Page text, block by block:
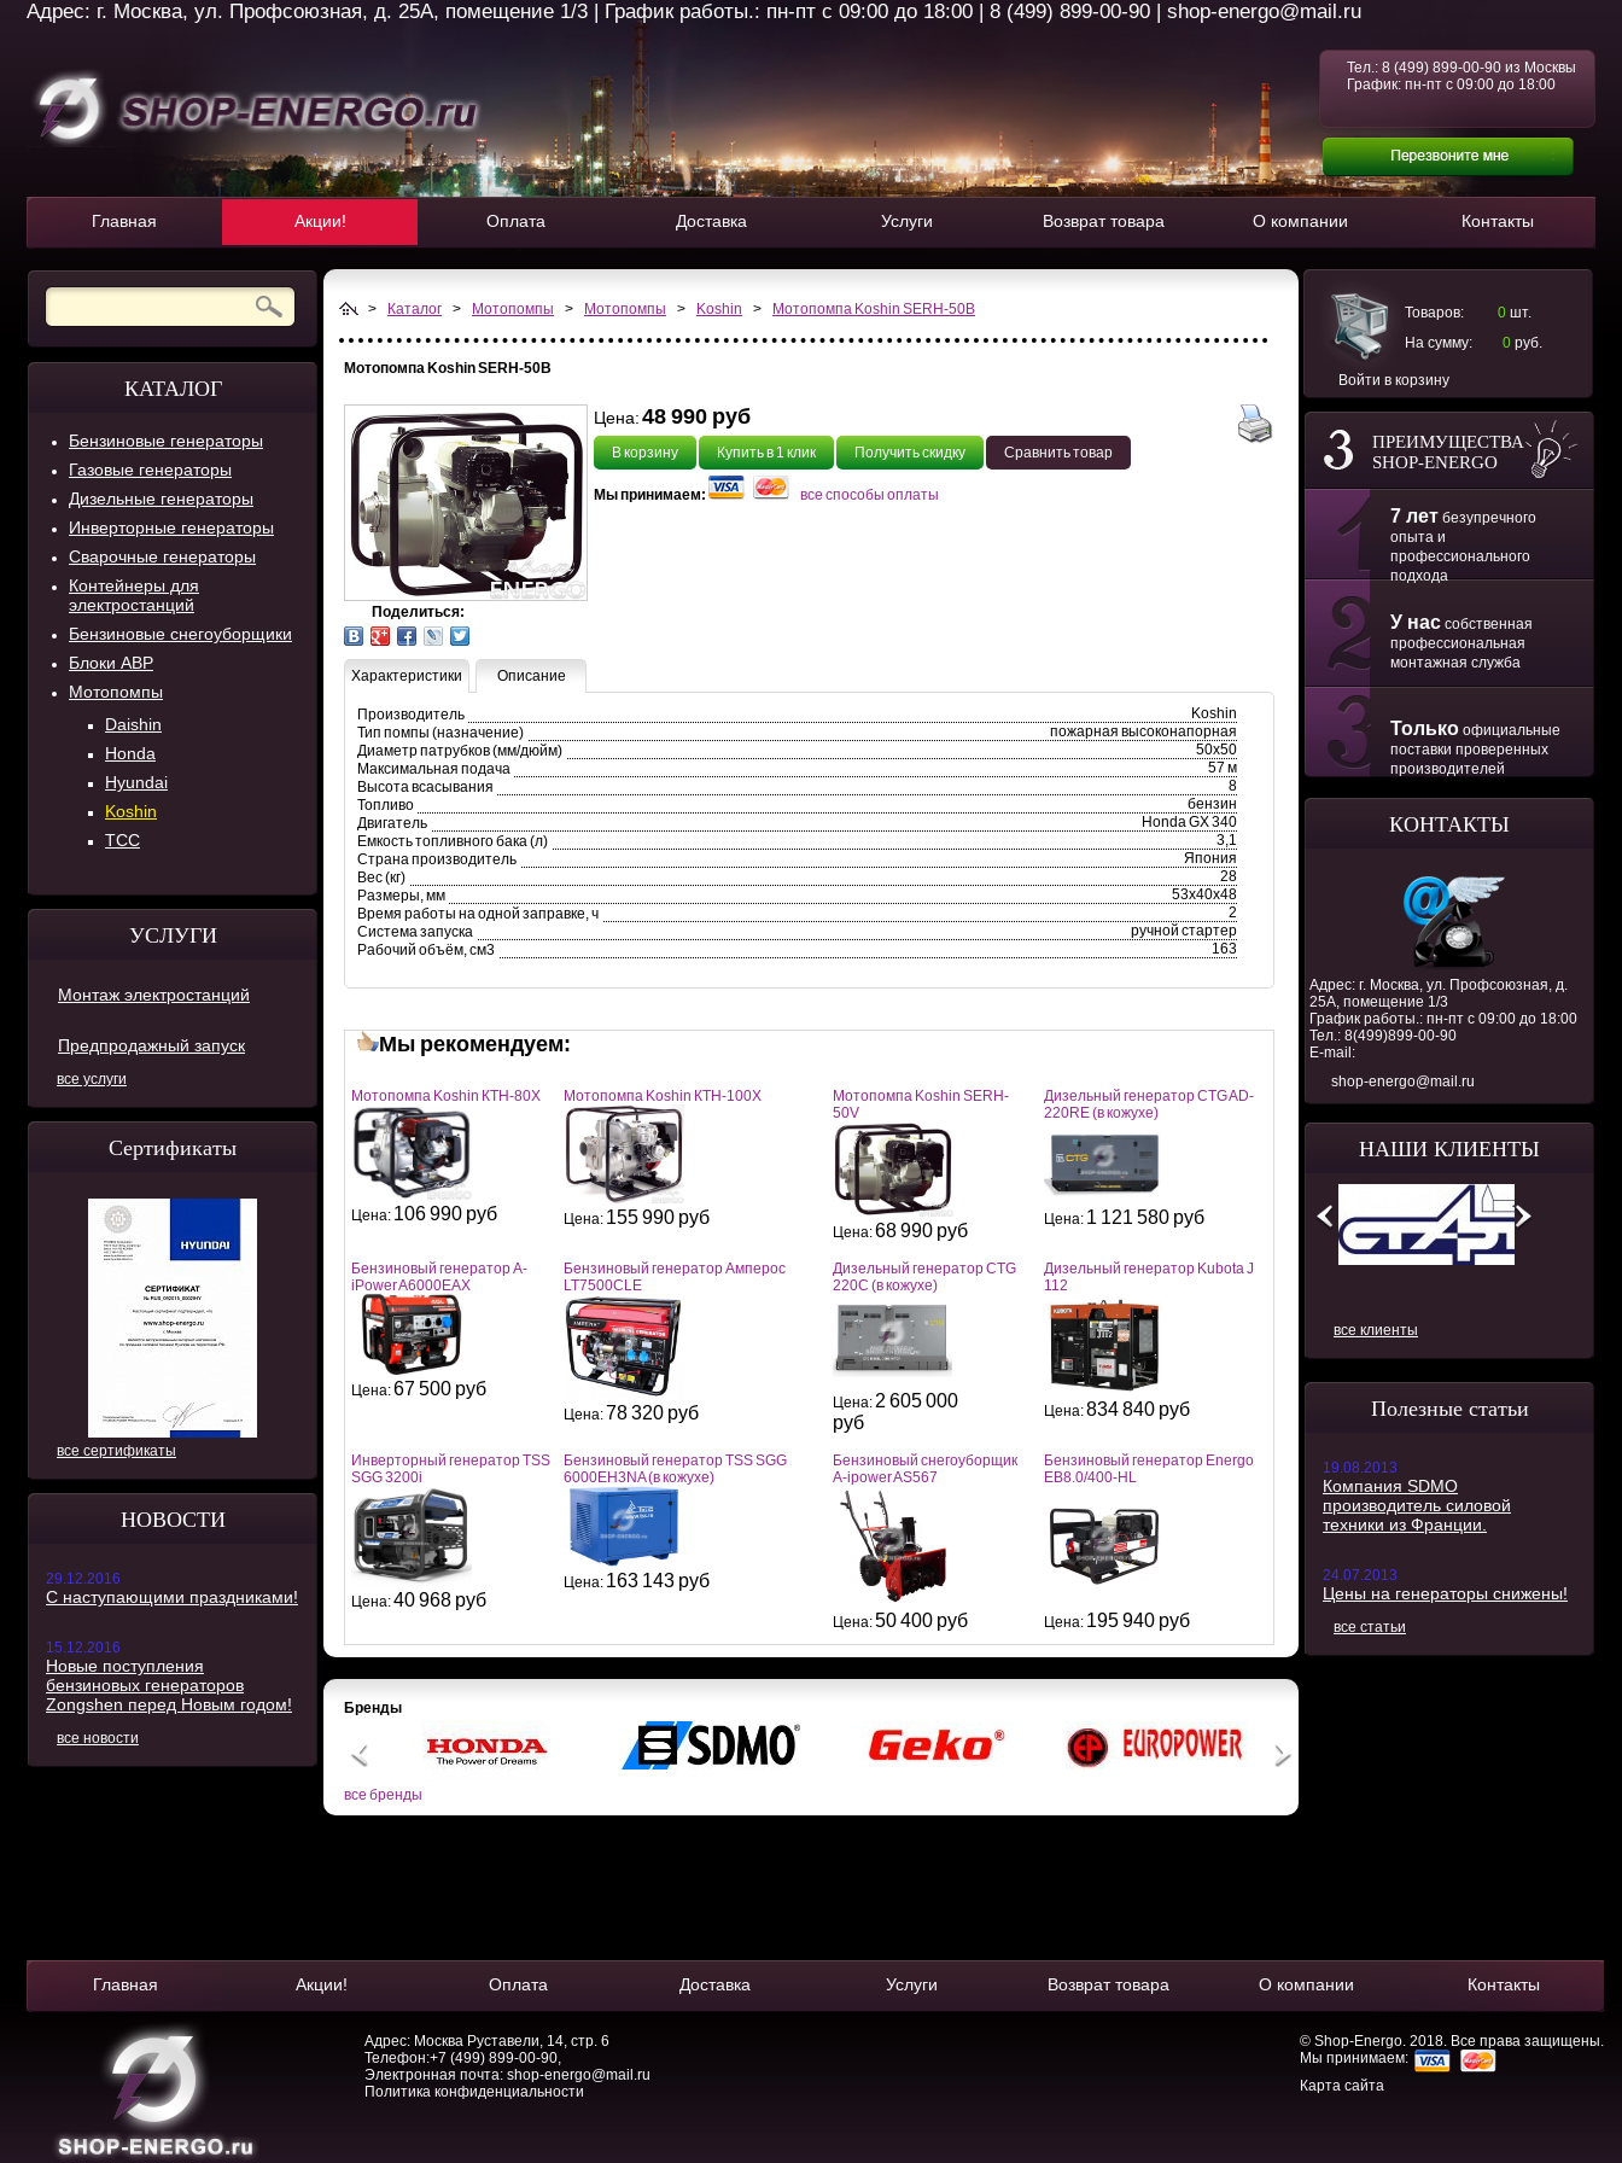
Адрес: г. Москва, ул. Профсоюзная, д. 25А, помещение 1/3 | График работы.: пн-пт с 09:00 до 18:00 | 8 (499) 899-00-90 | shop-energo@mail.ru
Тел.: 8 (499) 899-00-90 из Москвы
График: пн-пт с 09:00 до 18:00
Главная Акции! Оплата Доставка Услуги Возврат товара О компании Контакты
КАТАЛОГ
Бензиновые генераторы
Газовые генераторы
Дизельные генераторы
Инверторные генераторы
Сварочные генераторы
Контейнеры для
электростанций
Бензиновые снегоуборщики
Блоки АВР
Мотопомпы
Daishin
Honda
Hyundai
Koshin
ТСС
УСЛУГИ
Монтаж электростанций
Предпродажный запуск
все услуги
Сертификаты
все сертификаты
НОВОСТИ
29.12.2016
С наступающими праздниками!
15.12.2016
Новые поступления
бензиновых генераторов
Zongshen перед Новым годом!
все новости
Товаров: 0 шт.
На сумму:
0 руб.
Войти в корзину
ПРЕИМУЩЕСТВА
SHOP-ENERGO
7 лет безупречного
опыта и
профессионального
подхода
У нас собственная
профессиональная
монтажная служба
Только официальные
поставки проверенных
производителей
КОНТАКТЫ
Адрес: г. Москва, ул. Профсоюзная, д.
25А, помещение 1/3
График работы.: пн-пт с 09:00 до 18:00
Тел.: 8(499)899-00-90
E-mail:
shop-energo@mail.ru
НАШИ КЛИЕНТЫ
все клиенты
Полезные статьи
19.08.2013
Компания SDMO
производитель силовой
техники из Франции.
24.07.2013
Цены на генераторы снижены!
все статьи
> Каталог > Мотопомпы > Мотопомпы > Koshin > Мотопомпа Koshin SERH-50B
Мотопомпа Koshin SERH-50B
Цена:48 990 руб
В корзину Купить в 1 клик Получить скидку Сравнить товар
Мы принимаем: все способы оплаты
Поделиться:
Характеристики Описание
Производитель
Koshin
Тип помпы (назначение)
пожарная высоконапорная
Диаметр патрубков (мм/дюйм)
50х50
Максимальная подача
57 м
Высота всасывания
8
Топливо
бензин
Двигатель
Honda GX 340
Емкость топливного бака (л)
3,1
Страна производитель
Япония
Вес (кг)
28
Размеры, мм
53х40х48
Время работы на одной заправке, ч
2
Система запуска
ручной стартер
Рабочий объём, см3
163
Мы рекомендуем:
Мотопомпа Koshin КТH-80X
Цена: 106 990 руб
Мотопомпа Koshin КТH-100X
Цена: 155 990 руб
Мотопомпа Koshin SERH-
50V
Цена:68 990 руб
Дизельный генератор CTG AD-
220RE (в кожухе)
Цена: 1 121 580 руб
Бензиновый генератор A-
iPower A6000EAX
Цена:67 500 руб
Бензиновый генератор Амперос
LT7500CLE
Цена:78 320 руб
Дизельный генератор CTG
220C (в кожухе)
Цена: 2 605 000
руб
Дизельный генератор Kubota J
112
Цена:834 840 руб
Инверторный генератор TSS
SGG 3200i
Цена:40 968 руб
Бензиновый генератор TSS SGG
6000EH3NA (в кожухе)
Цена: 163 143 руб
Бензиновый снегоуборщик
А-ipower AS567
Цена:50 400 руб
Бензиновый генератор Energo
EB8.0/400-HL
Цена: 195 940 руб
Бренды
все бренды
Главная Акции! Оплата Доставка Услуги Возврат товара О компании Контакты
Адрес: Москва Руставели, 14, стр. 6
Телефон:+7 (499) 899-00-90,
Электронная почта: shop-energo@mail.ru
Политика конфиденциальности
© Shop-Energo. 2018. Все права защищены.
Мы принимаем:
Карта сайта